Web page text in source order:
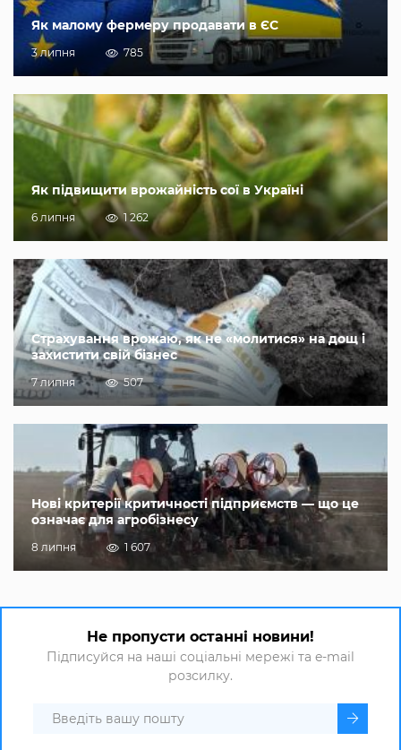
Як малому фермеру продавати в ЄС
3 липня 785
Як підвищити врожайність сої в Україні
6 липня 1 262
Страхування врожаю, як не «молитися» на дощ і
захистити свій бізнес
7 липня 507
Нові критерії критичності підприємств — що це
означає для агробізнесу
8 липня 1 607
Не пропусти останні новини!
Підписуйся на наші соціальні мережі та e-mail
розсилку.